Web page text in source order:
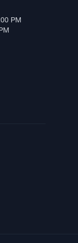
PM